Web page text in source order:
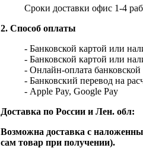
Сроки доставки офис 1-4
2. Способ оплаты
- Банковской картой или
- Банковской картой или
- Онлайн-оплата банковской
- Банковский перевод на
- Apple Pay, Google Pay
Доставка по России и Лен. обл:
Возможна доставка с
сам товар при получении).